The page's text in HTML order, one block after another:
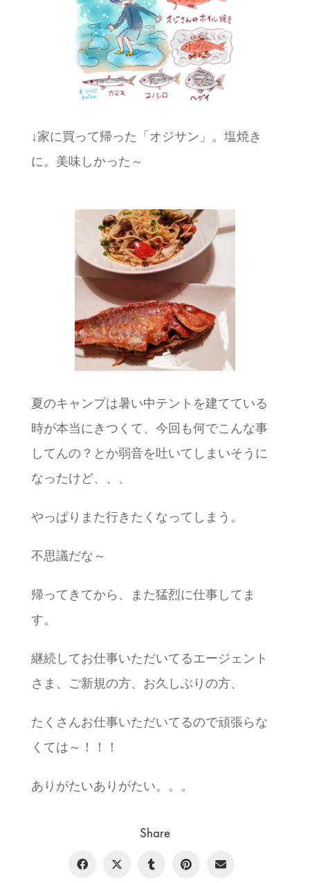
↓家に買って帰った「オジサン」。塩焼き
に。美味しかった～
夏のキャンプは暑い中テントを建てている
時が本当にきつくて、今回も何でこんな事
してんの？とか弱音を吐いてしまいそうに
なったけど、、、
やっぱりまた行きたくなってしまう。
不思議だな～
帰ってきてから、また猛烈に仕事してま
す。
継続してお仕事いただいてるエージェント
さま、ご新規の方、お久しぶりの方、
たくさんお仕事いただいてるので頑張らな
くては～！！！
ありがたいありがたい。。。
Share